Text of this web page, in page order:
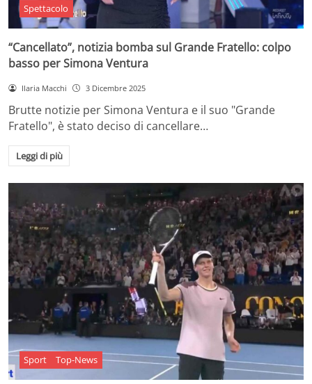
Spettacolo
“Cancellato”, notizia bomba sul Grande Fratello: colpo
basso per Simona Ventura
Ilaria Macchi 3 Dicembre 2025
Brutte notizie per Simona Ventura e il suo "Grande
Fratello", è stato deciso di cancellare…
Leggi di più
Sport Top-News